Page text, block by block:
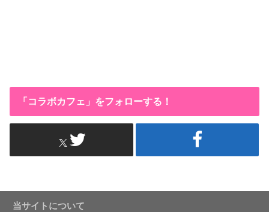
「コラボカフェ」をフォローする！
当サイトについて